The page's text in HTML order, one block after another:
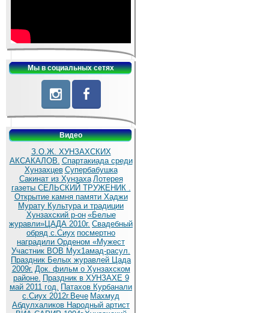
Мы в социальных сетях
Видео
З.О.Ж. ХУНЗАХСКИХ
АКСАКАЛОВ. Спартакиада среди
Хунзахцев Супербабушка
Сакинат из Хунзаха Лотерея
газеты СЕЛЬСКИЙ ТРУЖЕНИК .
Открытие камня памяти Хаджи
Мурату Культура и традиции
Хунзахский р-он «Белые
журавли»ЦАДА 2010г. Cвадебный
обряд c.Сиух посмертно
наградили Орденом «Мужест
Участник ВОВ Мух1амад-расул.
Праздник Белых журавлей Цада
2009г. Док. фильм о Хунзахском
районе. Праздник в ХУНЗАХЕ 9
май 2011 год. Патахов Курбанали
с.Сиух 2012г.Вече Махмуд
Абдулхаликов Народный артист